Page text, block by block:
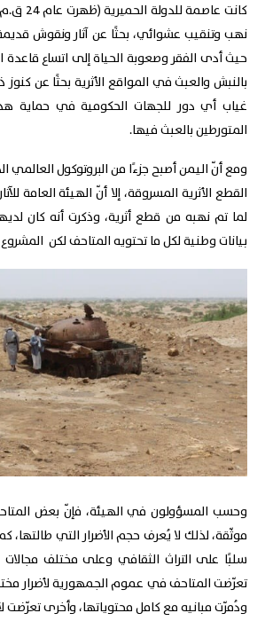
كانت
نهب وتنقيب عشوائي، بحثًا عن آثار ونقوش قديمة
حيث أدى الفقر وصعوبة الحياة إلى اتساع
بالنبش والعبث في المواقع الأثرية بحثًا عن
غياب أي دور للجهات الحكومية في حماية
المتورطين بالعبث فيها.
ومع أنّ اليمن أصبح جزءًا من البروتوكول
القطع الأثرية المسروقة، إلا أنّ الهيئة العامة
لما تم نهبه من قطع أثرية، وذكرت أنه كان
بيانات وطنية لكل ما تحتويه المتاحف لكن
وحسب المسؤولون في الهيئة، فإنّ بعض
موثّقة، لذلك لا يُعرف حجم الأضرار التي طالتها،
سلبًا على التراث الثقافي وعلى مختلف مجالات
تعرّضت المتاحف في عموم الجمهورية لأضرار
ودُمرّت مبانيه مع كامل محتوياتها، وأخرى تعرّضت